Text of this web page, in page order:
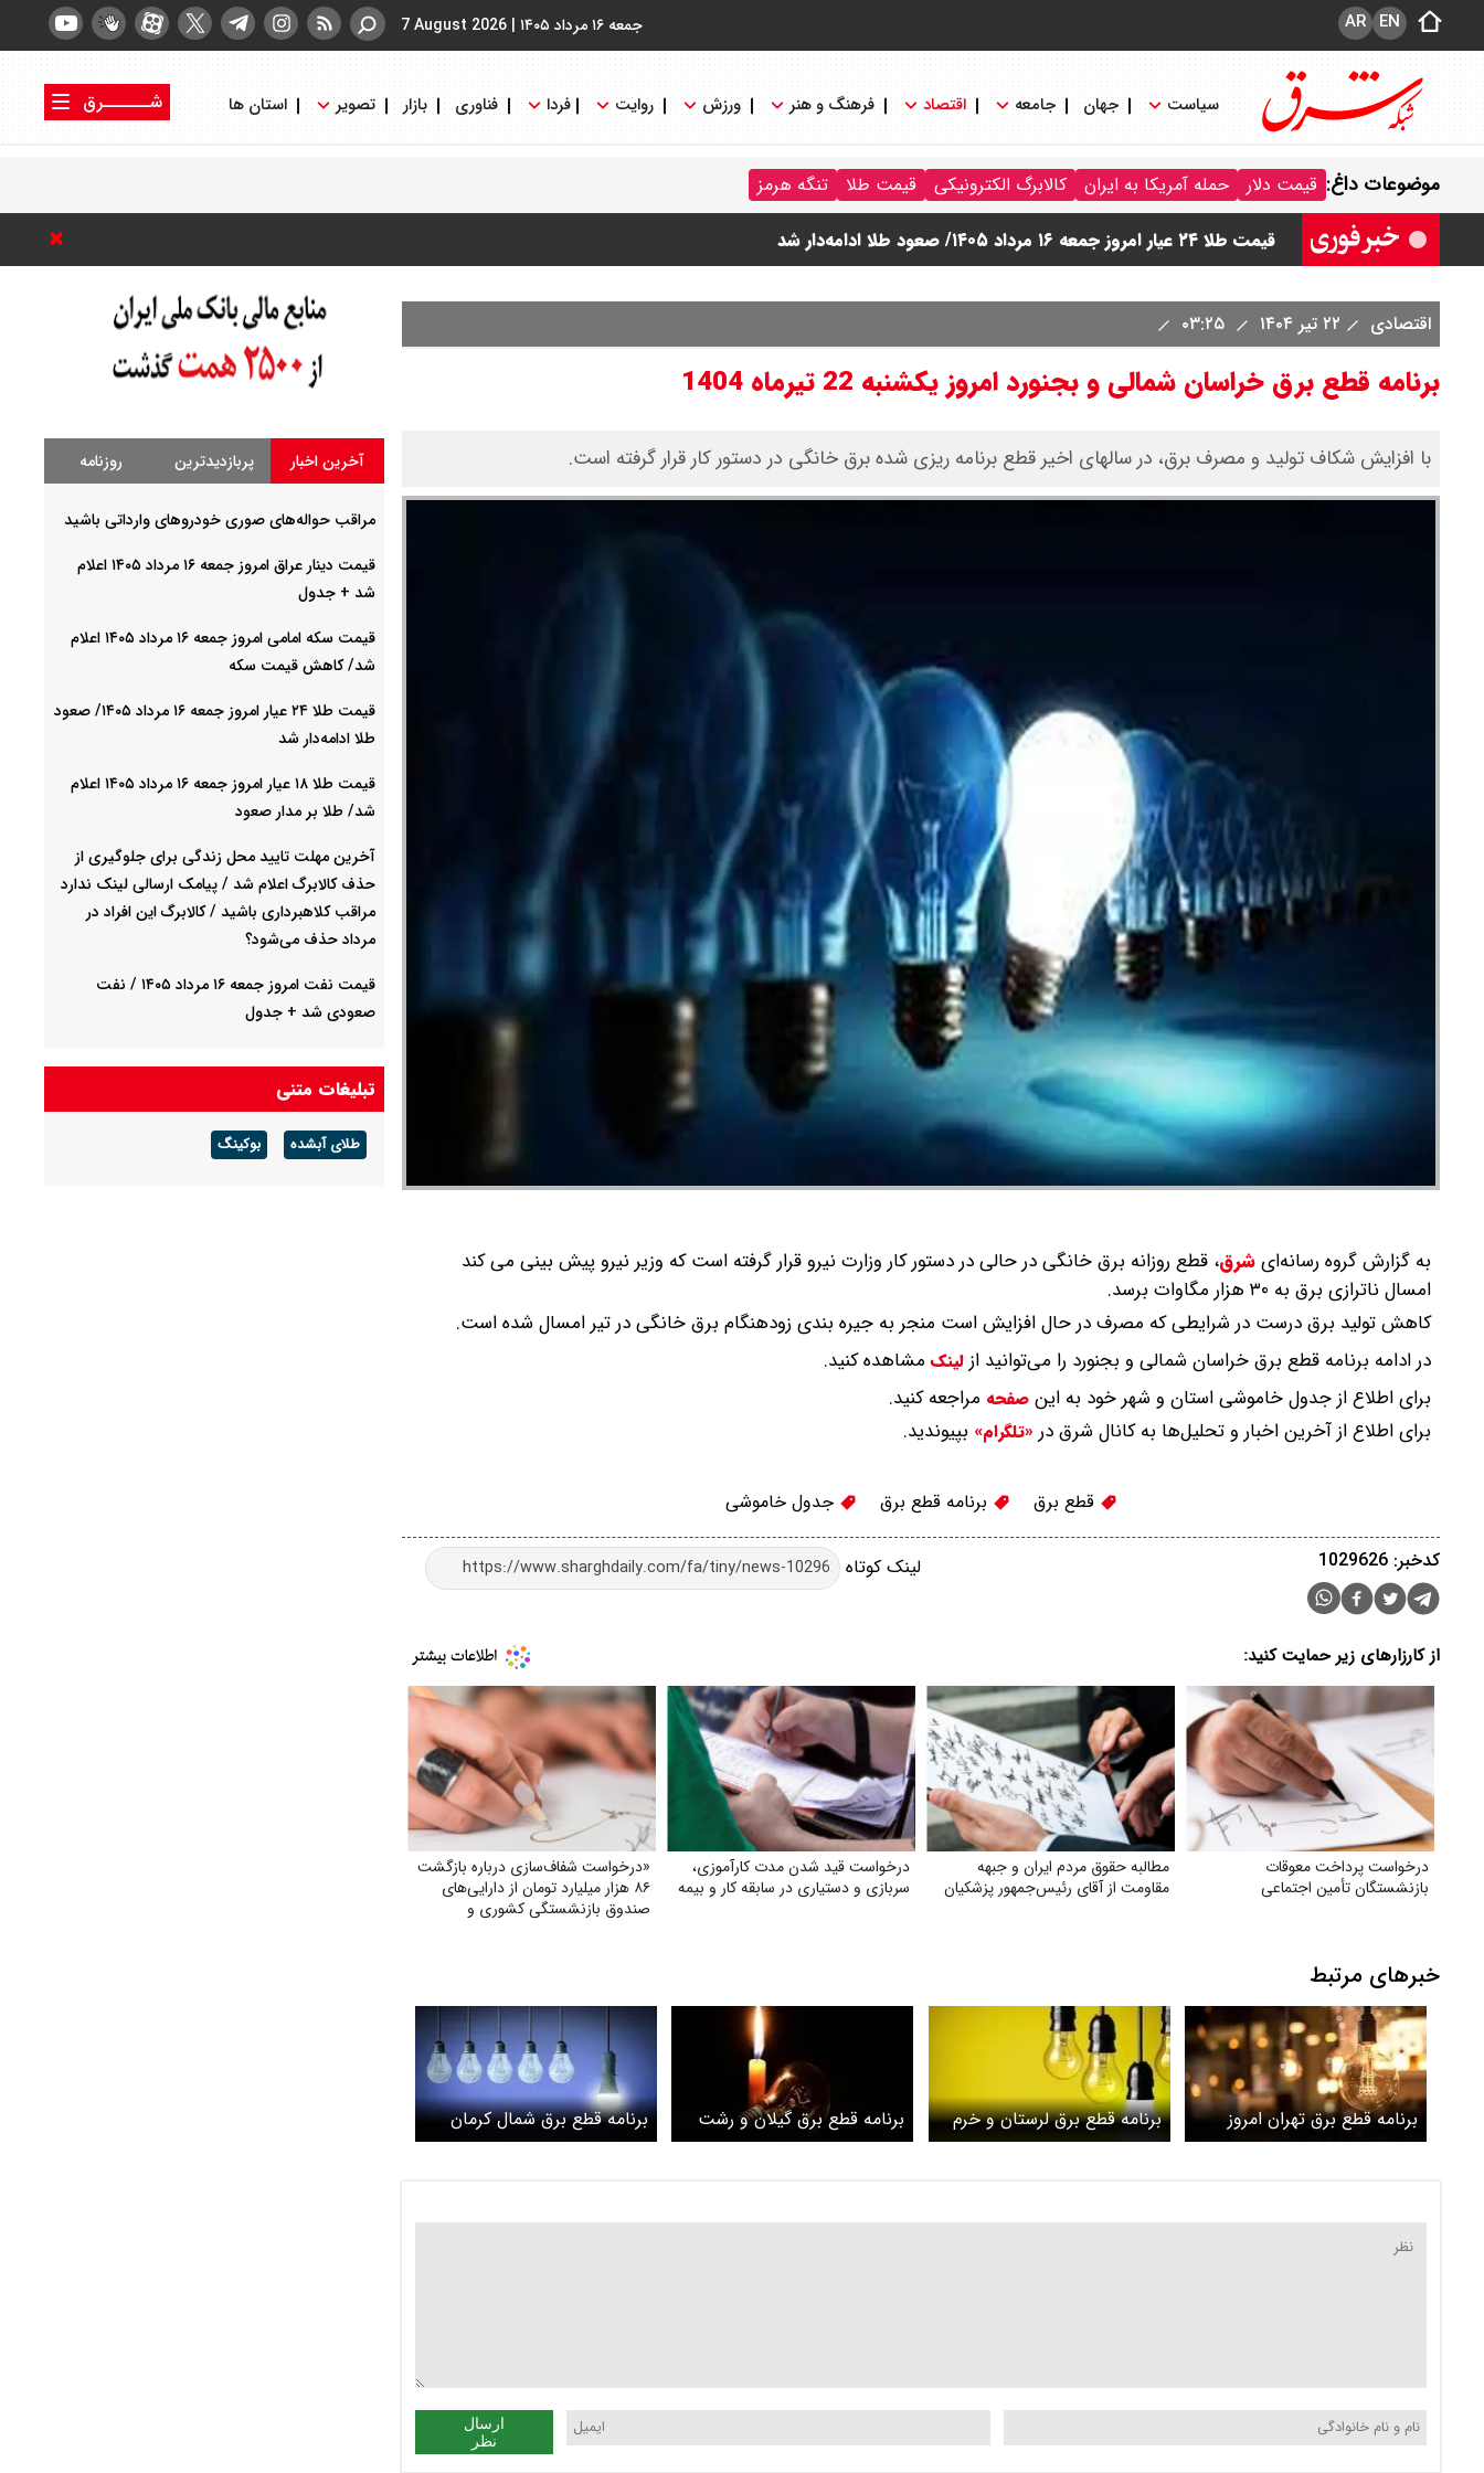
جمعه ۱۶ مرداد ۱۴۰۵ |
7 August 2026 EN
AR
سیاست جهان جامعه اقتصاد فرهنگ و هنر ورزش روایت فردا فناوری بازار تصویر استان ها
شــــــرق
موضوعات داغ: قیمت دلار حمله آمریکا به ایران کالابرگ الکترونیکی قیمت طلا تنگه هرمز
قیمت دینار عراق امروز جمعه ۱۶ مرداد ۱۴۰۵ اعلام شد + جدول
قیمت سکه امامی امروز جمعه ۱۶ مرداد ۱۴۰۵ اعلام شد/ کاهش قیمت سکه
قیمت طلا ۲۴ عیار امروز جمعه ۱۶ مرداد ۱۴۰۵/ صعود طلا ادامه‌دار شد
قیمت نفت امروز جمعه ۱۶ مرداد ۱۴۰۵ / نفت صعودی شد + جدول
اقتصادی ۲۲ تیر ۱۴۰۴
برنامه قطع برق خراسان شمالی و بجنورد امروز یکشنبه 22 تیرماه 1404
با افزایش شکاف تولید و مصرف برق، در سالهای اخیر قطع برنامه ریزی شده برق خانگی در دستور کار قرار گرفته است.
به گزارش گروه رسانه‌ایشرق، قطع روزانه برق خانگی در حالی در دستور کار وزارت نیرو قرار گرفته است که وزیر نیرو پیش بینی می کند
امسال ناترازی برق به ۳۰ هزار مگاوات برسد.
کاهش تولید برق درست در شرایطی که مصرف در حال افزایش است منجر به جیره بندی زودهنگام برق خانگی در تیر امسال شده است.
در ادامه برنامه قطع برق خراسان شمالی و بجنورد را می‌توانید از لینکمشاهده کنید.
برای اطلاع از جدول خاموشی استان و شهر خود به این صفحه مراجعه کنید.
برای اطلاع از آخرین اخبار و تحلیل‌ها به کانال شرق در «تلگرام» بپیوندید.
قطع برق برنامه قطع برق جدول خاموشی
لینک کوتاه کدخبر: 1029626
از کارزارهای زیر حمایت کنید:
درخواست پرداخت معوقات
بازنشستگان تأمین اجتماعی
مطالبه حقوق مردم ایران و جبهه
مقاومت از آقای رئیس‌جمهور پزشکیان
درخواست قید شدن مدت کارآموزی،
سربازی و دستیاری در سابقه کار و بیمه
«درخواست شفاف‌سازی درباره بازگشت
۸۶ هزار میلیارد تومان از دارایی‌های
صندوق بازنشستگی کشوری و
خبرهای مرتبط
برنامه قطع برق تهران امروز
شنبه 3 خرداد
برنامه قطع برق لرستان و خرم
آباد امروز جمعه ۲۶ اردیبهشت
برنامه قطع برق گیلان و رشت
امروز شنبه 27 اردیبهشت
برنامه قطع برق شمال کرمان
امروز شنبه 27 اردیبهشت
ارسال
نظر
آخرین اخبار پربازدیدترین روزنامه
مراقب حواله‌های صوری خودروهای وارداتی باشید
قیمت دینار عراق امروز جمعه ۱۶ مرداد ۱۴۰۵ اعلام
شد + جدول
قیمت سکه امامی امروز جمعه ۱۶ مرداد ۱۴۰۵ اعلام
شد/ کاهش قیمت سکه
قیمت طلا ۲۴ عیار امروز جمعه ۱۶ مرداد ۱۴۰۵/ صعود
طلا ادامه‌دار شد
قیمت طلا ۱۸ عیار امروز جمعه ۱۶ مرداد ۱۴۰۵ اعلام
شد/ طلا بر مدار صعود
آخرین مهلت تایید محل زندگی برای جلوگیری از
حذف کالابرگ اعلام شد / پیامک ارسالی لینک ندارد
مراقب کلاهبرداری باشید / کالابرگ این افراد در
مرداد حذف می‌شود؟
قیمت نفت امروز جمعه ۱۶ مرداد ۱۴۰۵ / نفت
صعودی شد + جدول
نمی شود؟
جزئیات عرضه اولیه احیا در فرابورس اعلام شد
تبلیغات متنی
طلای آبشده بوکینگ